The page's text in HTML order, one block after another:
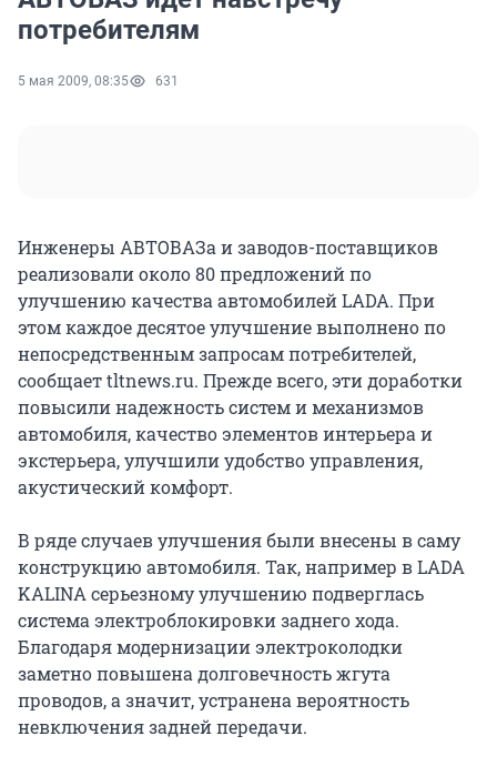
потребителям
5 мая 2009, 08:35 631
Инженеры АВТОВАЗа и заводов-поставщиков
реализовали около 80 предложений по
улучшению качества автомобилей LADA. При
этом каждое десятое улучшение выполнено по
непосредственным запросам потребителей,
сообщает tltnews.ru. Прежде всего, эти доработки
повысили надежность систем и механизмов
автомобиля, качество элементов интерьера и
экстерьера, улучшили удобство управления,
акустический комфорт.
В ряде случаев улучшения были внесены в саму
конструкцию автомобиля. Так, например в LADA
KALINA серьезному улучшению подверглась
система электроблокировки заднего хода.
Благодаря модернизации электроколодки
заметно повышена долговечность жгута
проводов, а значит, устранена вероятность
невключения задней передачи.